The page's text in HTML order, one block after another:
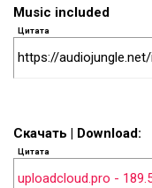
Music included
Цитата
https://
Скачать | Download:
Цитата
uploadcloud.pro -